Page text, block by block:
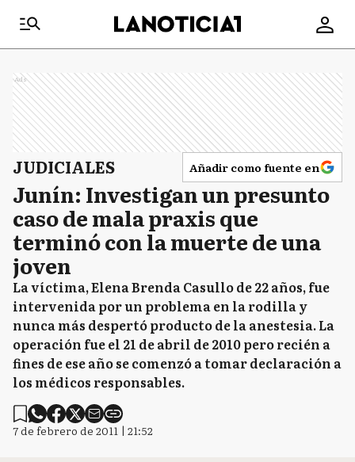
Ads
JUDICIALES Añadir como fuente en
Junín: Investigan un presunto
caso de mala praxis que
terminó con la muerte de una
joven
La víctima, Elena Brenda Casullo de 22 años, fue
intervenida por un problema en la rodilla y
nunca más despertó producto de la anestesia. La
operación fue el 21 de abril de 2010 pero recién a
fines de ese año se comenzó a tomar declaración a
los médicos responsables.
7 de febrero de 2011 | 21:52